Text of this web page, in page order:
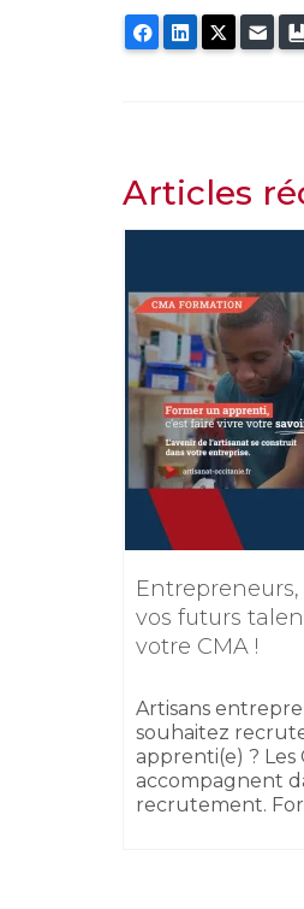
FacebookLinkedInTwitter
E-
Articles
vos futurs
votre CMA !
Artisans
souhaitez
apprenti(e) ? Les
accompagnent
recrutement.